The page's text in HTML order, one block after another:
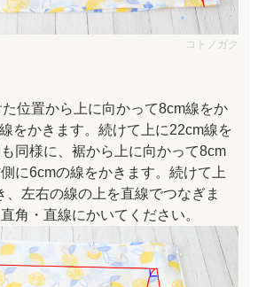
コトノガク
位置から上に向かって8cm線をか
をかきます。続けて上に22cm線を
同様に、裾から上に向かって8cm
に6cmの線をかきます。続けて上
、左右の線の上を直線でつなぎま
角・直線にかいてください。